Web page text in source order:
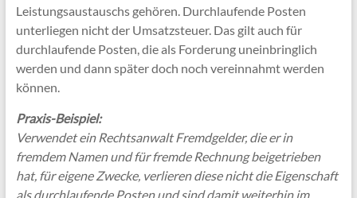
Leistungsaustauschs gehören. Durchlaufende Posten
unterliegen nicht der Umsatzsteuer. Das gilt auch für
durchlaufende Posten, die als Forderung uneinbringlich
werden und dann später doch noch vereinnahmt werden
können.
Praxis-Beispiel:
Verwendet ein Rechtsanwalt Fremdgelder, die er in
fremdem Namen und für fremde Rechnung beigetrieben
hat, für eigene Zwecke, verlieren diese nicht die Eigenschaft
als durchlaufende Posten und sind damit weiterhin im